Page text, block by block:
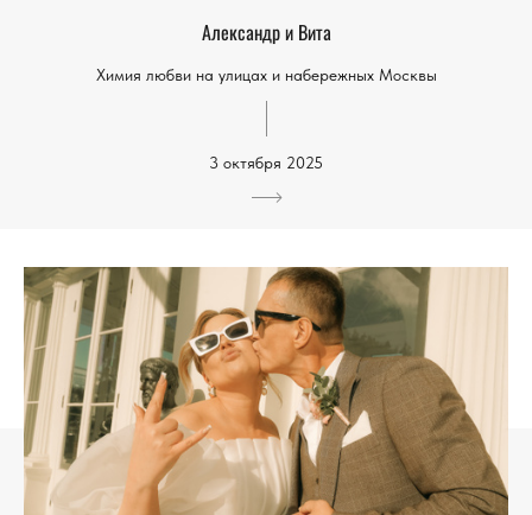
Александр и Вита
Химия любви на улицах и набережных Москвы
3 октября 2025